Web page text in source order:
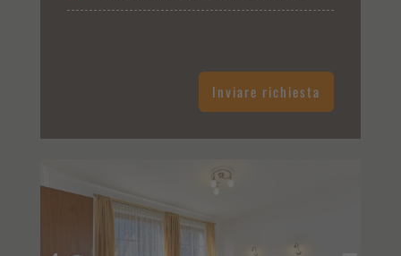
Inviare richiesta